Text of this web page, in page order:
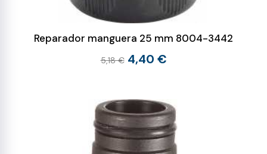
Reparador manguera 25 mm 8004-3442
5,18 € 4,40 €